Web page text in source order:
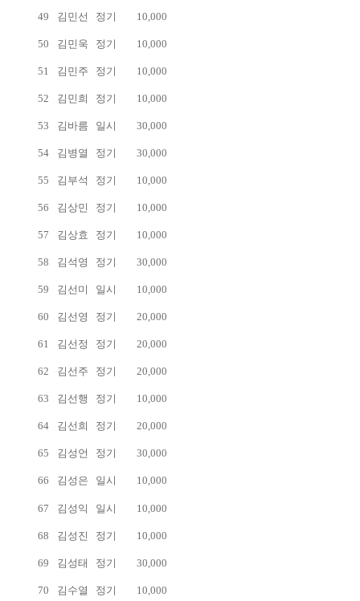
49 김민선 정기 10,000
50 김민욱 정기 10,000
51 김민주 정기 10,000
52 김민희 정기 10,000
53 김바름 일시 30,000
54 김병열 정기 30,000
55 김부석 정기 10,000
56 김상민 정기 10,000
57 김상효 정기 10,000
58 김석영 정기 30,000
59 김선미 일시 10,000
60 김선영 정기 20,000
61 김선정 정기 20,000
62 김선주 정기 20,000
63 김선행 정기 10,000
64 김선희 정기 20,000
65 김성언 정기 30,000
66 김성은 일시 10,000
67 김성익 일시 10,000
68 김성진 정기 10,000
69 김성태 정기 30,000
70 김수열 정기 10,000